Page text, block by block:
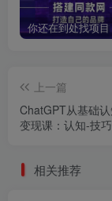
上一篇
ChatGPT从基础
变现课：认知-技
相关推荐